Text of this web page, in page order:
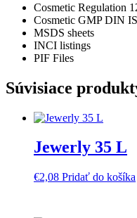
Cosmetic Regulation
Cosmetic GMP DIN
MSDS sheets
INCI listings
PIF Files
Súvisiace
Jewerly 35 L
€2,08 Pridať do košíka